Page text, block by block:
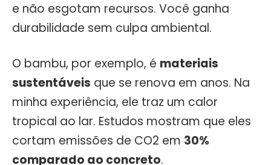
e não esgotam recursos. Você ganha
durabilidade sem culpa ambiental.
O bambu, por exemplo, é materiais
sustentáveis que se renova em anos. Na
minha experiência, ele traz um calor
tropical ao lar. Estudos mostram que eles
cortam emissões de CO2 em 30%
comparado ao concreto.